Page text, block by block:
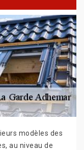
modèles des
au niveau de